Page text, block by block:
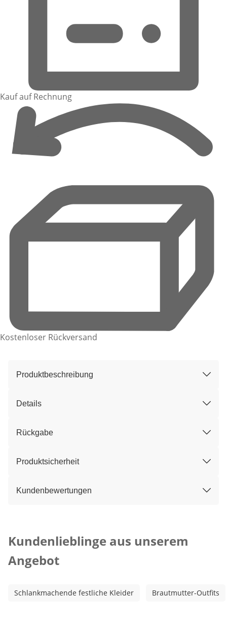
Kauf auf Rechnung
Kostenloser Rückversand
Produktbeschreibung
Details
Rückgabe
Produktsicherheit
Kundenbewertungen
Kundenlieblinge aus unserem
Angebot
Schlankmachende festliche Kleider Brautmutter-Outfits